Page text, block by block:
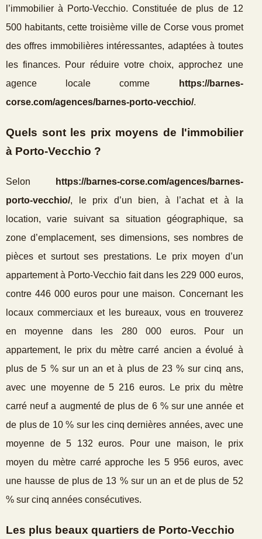
l’immobilier à Porto-Vecchio. Constituée de plus de 12
500 habitants, cette troisième ville de Corse vous promet
des offres immobilières intéressantes, adaptées à toutes
les finances. Pour réduire votre choix, approchez une
agence locale comme
https://barnes-
corse.com/agences/barnes-porto-vecchio/.
Quels sont les prix moyens de l'immobilier
à Porto-Vecchio ?
Selon
https://barnes-corse.com/agences/barnes-
porto-vecchio/, le prix d’un bien, à l’achat et à la
location, varie suivant sa situation géographique, sa
zone d’emplacement, ses dimensions, ses nombres de
pièces et surtout ses prestations. Le prix moyen d’un
appartement à Porto-Vecchio fait dans les 229 000 euros,
contre 446 000 euros pour une maison. Concernant les
locaux commerciaux et les bureaux, vous en trouverez
en moyenne dans les 280 000 euros. Pour un
appartement, le prix du mètre carré ancien a évolué à
plus de 5 % sur un an et à plus de 23 % sur cinq ans,
avec une moyenne de 5 216 euros. Le prix du mètre
carré neuf a augmenté de plus de 6 % sur une année et
de plus de 10 % sur les cinq dernières années, avec une
moyenne de 5 132 euros. Pour une maison, le prix
moyen du mètre carré approche les 5 956 euros, avec
une hausse de plus de 13 % sur un an et de plus de 52
% sur cinq années consécutives.
Les plus beaux quartiers de Porto-Vecchio